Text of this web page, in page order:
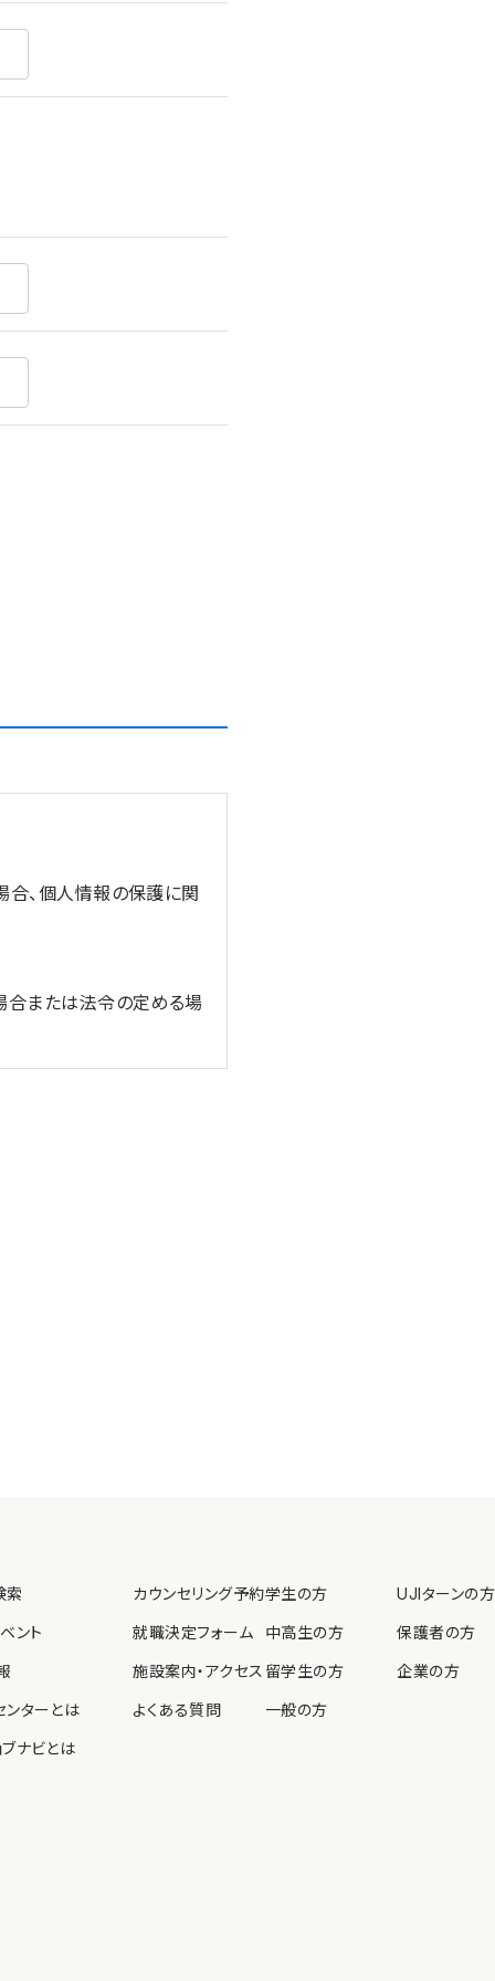
合、個人情報の保護に関
合または法令の定める場
人情報保護法等の法令
索
ント
ンターとは
ナビとは
カウンセリング予約
就職決定フォーム
施設案内・アクセス
よくある質問
学生の方
中高生の方
留学生の方
一般の方
UJIターンの方
保護者の方
企業の方